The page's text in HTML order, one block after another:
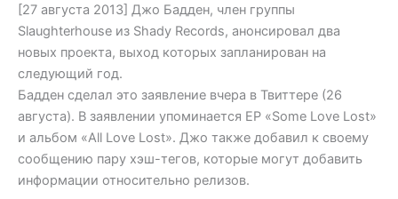
[27 августа 2013] Джо Бадден, член группы
Slaughterhouse из Shady Records, анонсировал два
новых проекта, выход которых запланирован на
следующий год.
Бадден сделал это заявление вчера в Твиттере (26
августа). В заявлении упоминается EP «Some Love Lost»
и альбом «All Love Lost». Джо также добавил к своему
сообщению пару хэш-тегов, которые могут добавить
информации относительно релизов.